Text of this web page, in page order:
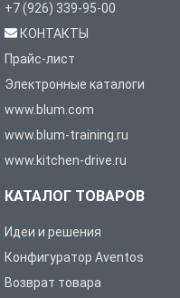
+7 (926) 339-95-00
КОНТАКТЫ
Прайс-лист
Электронные каталоги
www.blum.com
www.blum-training.ru
www.kitchen-drive.ru
КАТАЛОГ ТОВАРОВ
Идеи и решения
Конфигуратор Aventos
Возврат товара